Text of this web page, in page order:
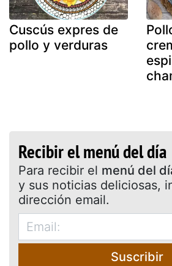
Cuscús expres de
pollo y verduras
Recibir el menú del día
Para recibir el menú del
y sus noticias deliciosas,
dirección email.
Suscribir